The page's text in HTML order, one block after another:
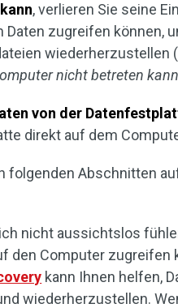
, verlieren Sie seine
zugreifen können,
wiederherzustellen (
nicht betreten
von der
direkt auf dem
folgenden Abschnitten
nicht aussichtslos
den Computer zugreifen
kann Ihnen helfen,
wiederherzustellen.